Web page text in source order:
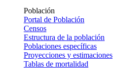
Población
Portal de Población
Censos
Estructura de la población
Poblaciones específicas
Proyecciones y estimaciones
Tablas de mortalidad